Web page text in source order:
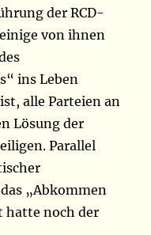
der RCD-
von ihnen
ins Leben
alle Parteien an
Lösung der
Parallel
„Abkommen
hatte noch der